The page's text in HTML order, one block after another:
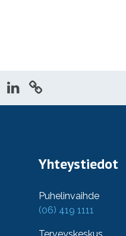
Yhteystiedot
Puhelinvaihde
(06) 419 1111
Terveyskeskus